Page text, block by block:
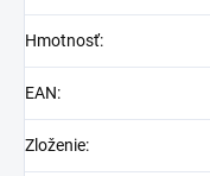
Hmotnosť:
EAN:
Zloženie: